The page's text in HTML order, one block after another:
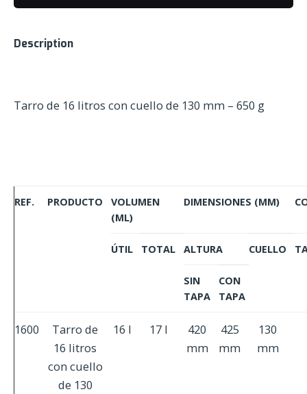
130
g
Description
Tarro de 16 litros con cuello de 130 mm – 650 g
REF. PRODUCTO
VOLUMEN
(ML)
DIMENSIONES (MM)
ÚTIL TOTAL ALTURA CUELLO
SIN
TAPA
CON
TAPA
1600
Tarro de
16 litros
con cuello
de 130
16 l 17 l
420
mm
425
mm
130
mm